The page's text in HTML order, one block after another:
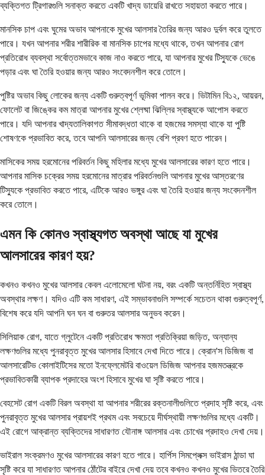
ব্যক্তিগত ট্রিগারগুলি সনাক্ত করতে একটি খাদ্য ডায়েরি রাখতে সহায়তা করতে পারে।
মানসিক চাপ এবং ঘুমের অভাব আপনাকে মুখের আলসার তৈরির জন্য আরও দুর্বল করে তুলতে
পারে। যখন আপনার শরীর শারীরিক বা মানসিক চাপের মধ্যে থাকে, তখন আপনার রোগ
প্রতিরোধ ব্যবস্থা সর্বোত্তমভাবে কাজ নাও করতে পারে, যা আপনার মুখের টিস্যুকে ভেঙে
পড়ার এবং ঘা তৈরি হওয়ার জন্য আরও সংবেদনশীল করে তোলে।
পুষ্টির অভাব কিছু লোকের জন্য একটি গুরুত্বপূর্ণ ভূমিকা পালন করে। ভিটামিন বি১২, আয়রন,
ফোলেট বা জিঙ্কের কম মাত্রা আপনার মুখের শ্লেষ্মা ঝিল্লির স্বাস্থ্যকে আপোস করতে
পারে। যদি আপনার খাদ্যতালিকাগত সীমাবদ্ধতা থাকে বা হজমের সমস্যা থাকে যা পুষ্টি
শোষণকে প্রভাবিত করে, তবে আপনি আলসারের জন্য বেশি প্রবণ হতে পারেন।
মাসিকের সময় হরমোনের পরিবর্তন কিছু মহিলার মধ্যে মুখের আলসারের কারণ হতে পারে।
আপনার মাসিক চক্রের সময় হরমোনের মাত্রার পরিবর্তনগুলি আপনার মুখের আস্তরণের
টিস্যুকে প্রভাবিত করতে পারে, এটিকে আরও ভঙ্গুর এবং ঘা তৈরি হওয়ার জন্য সংবেদনশীল
করে তোলে।
এমন কি কোনও স্বাস্থ্যগত অবস্থা আছে যা মুখের
আলসারের কারণ হয়?
কখনও কখনও মুখের আলসার কেবল এলোমেলো ঘটনা নয়, বরং একটি অন্তর্নিহিত স্বাস্থ্য
অবস্থার লক্ষণ। যদিও এটি কম সাধারণ, এই সম্ভাবনাগুলি সম্পর্কে সচেতন থাকা গুরুত্বপূর্ণ,
বিশেষ করে যদি আপনি ঘন ঘন বা গুরুতর আলসার অনুভব করেন।
সিলিয়াক রোগ, যাতে গ্লুটেনে একটি প্রতিরোধ ক্ষমতা প্রতিক্রিয়া জড়িত, অন্যান্য
লক্ষণগুলির মধ্যে পুনরাবৃত্ত মুখের আলসার হিসাবে দেখা দিতে পারে। ক্রোন'স ডিজিজ বা
আলসারেটিভ কোলাইটিসের মতো ইনফ্লেমেটরি বাওয়েল ডিজিজ আপনার হজমতন্ত্রকে
প্রভাবিতকারী ব্যাপক প্রদাহের অংশ হিসাবে মুখের ঘা সৃষ্টি করতে পারে।
বেহসেট রোগ একটি বিরল অবস্থা যা আপনার শরীরের রক্তনালীগুলিতে প্রদাহ সৃষ্টি করে, এবং
পুনরাবৃত্ত মুখের আলসার প্রায়শই প্রথম এবং সবচেয়ে দীর্ঘস্থায়ী লক্ষণগুলির মধ্যে একটি।
এই রোগে আক্রান্ত ব্যক্তিদের সাধারণত যৌনাঙ্গ আলসার এবং চোখের প্রদাহও দেখা দেয়।
ভাইরাল সংক্রমণও মুখের আলসারের কারণ হতে পারে। হার্পিস সিমপ্লেক্স ভাইরাস ঠান্ডা ঘা
সৃষ্টি করে যা সাধারণত আপনার ঠোঁটের বাইরে দেখা দেয় তবে কখনও কখনও মুখের ভিতরে তৈরি